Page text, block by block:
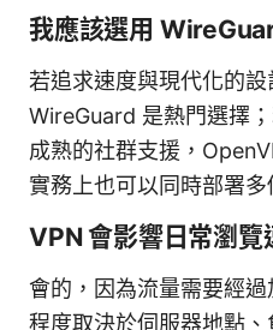
我應該選用
若追求速度與現代化的設
WireGuard 是熱門選擇
成熟的社群支援，
實務上也可以同時部署多
VPN 會影響日常瀏覽
會的，因為流量需要經
程度取決於伺服器地點